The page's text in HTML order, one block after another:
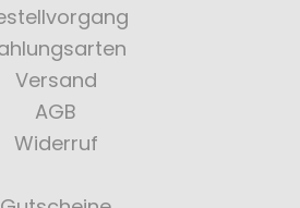
Versand
AGB
Widerruf